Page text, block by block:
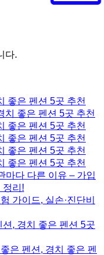
다.
좋은 펜션 5곳 추천
치 좋은 펜션 5곳 추천
좋은 펜션 5곳 추천
좋은 펜션 5곳 추천
좋은 펜션 5곳 추천
좋은 펜션 5곳 추천
마다 다른 이유 – 가입
정리!
가이드, 실손·진단비
, 경치 좋은 펜션 5곳
은 펜션, 경치 좋은 펜